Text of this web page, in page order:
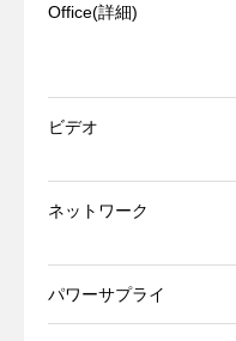
Office(詳細)
ビデオ
ネットワーク
パワーサプライ